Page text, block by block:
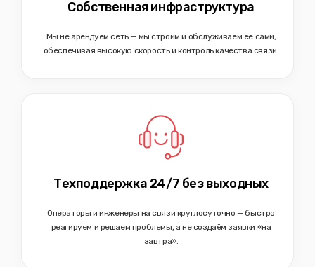
Собственная инфраструктура
Мы не арендуем сеть — мы строим и обслуживаем её сами,
обеспечивая высокую скорость и контроль качества связи.
Техподдержка 24/7 без выходных
Операторы и инженеры на связи круглосуточно — быстро
реагируем и решаем проблемы, а не создаём заявки «на
завтра».